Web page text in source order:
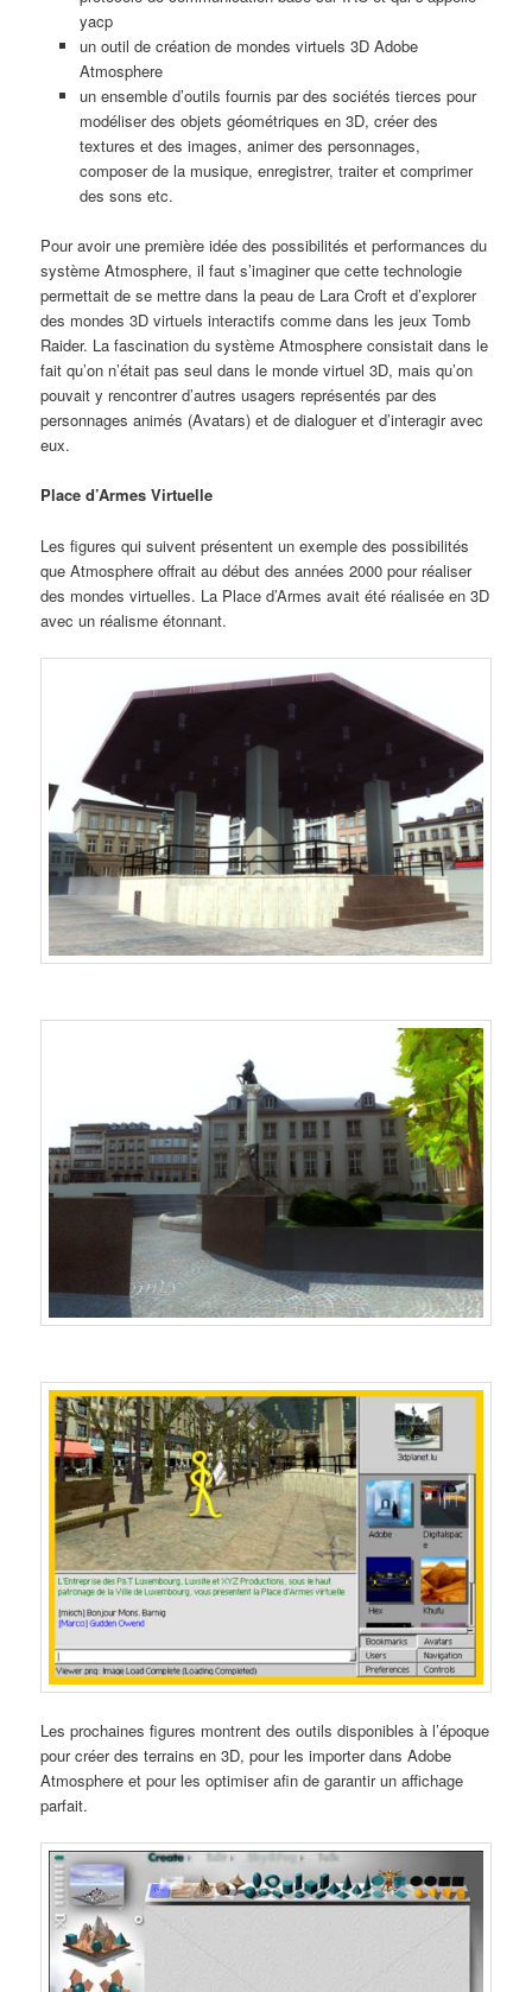
yacp
un outil de création de mondes virtuels 3D Adobe
Atmosphere
un ensemble d’outils fournis par des sociétés tierces pour
modéliser des objets géométriques en 3D, créer des
textures et des images, animer des personnages,
composer de la musique, enregistrer, traiter et comprimer
des sons etc.
Pour avoir une première idée des possibilités et performances du
système Atmosphere, il faut s’imaginer que cette technologie
permettait de se mettre dans la peau de Lara Croft et d’explorer
des mondes 3D virtuels interactifs comme dans les jeux Tomb
Raider. La fascination du système Atmosphere consistait dans le
fait qu’on n’était pas seul dans le monde virtuel 3D, mais qu’on
pouvait y rencontrer d’autres usagers représentés par des
personnages animés (Avatars) et de dialoguer et d’interagir avec
eux.
Place d’Armes Virtuelle
Les figures qui suivent présentent un exemple des possibilités
que Atmosphere offrait au début des années 2000 pour réaliser
des mondes virtuelles. La Place d’Armes avait été réalisée en 3D
avec un réalisme étonnant.
Les prochaines figures montrent des outils disponibles à l’époque
pour créer des terrains en 3D, pour les importer dans Adobe
Atmosphere et pour les optimiser afin de garantir un affichage
parfait.